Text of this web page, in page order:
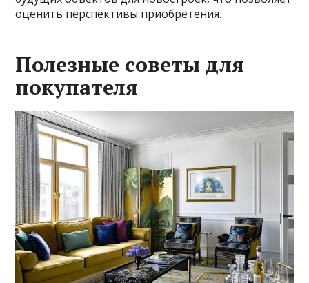
оценить перспективы приобретения.
Полезные советы для
покупателя